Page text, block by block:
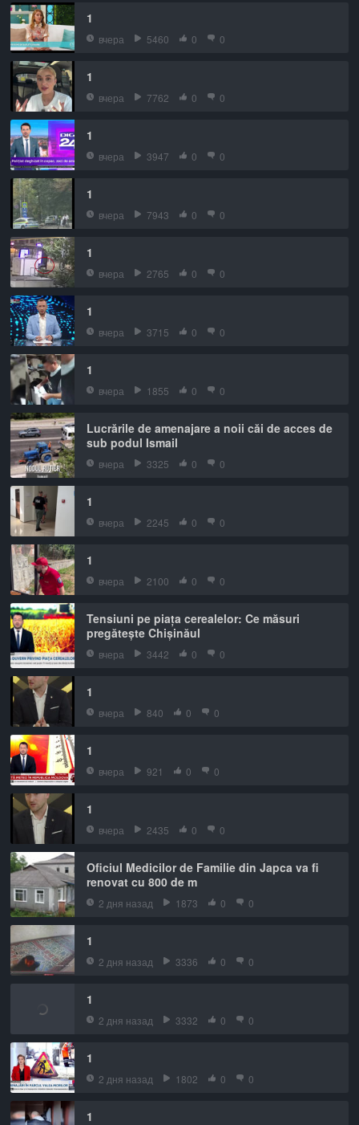
1
вчера 5460 0 0
1
вчера 7762 0 0
1
вчера 3947 0 0
1
вчера 7943 0 0
1
вчера 2765 0 0
1
вчера 3715 0 0
1
вчера 1855 0 0
Lucrările de amenajare a noii căi de acces de
sub podul Ismail
вчера 3325 0 0
1
вчера 2245 0 0
1
вчера 2100 0 0
Tensiuni pe piața cerealelor: Ce măsuri
pregătește Chișinăul
вчера 3442 0 0
1
вчера 840 0 0
1
вчера 921 0 0
1
вчера 2435 0 0
Oficiul Medicilor de Familie din Japca va fi
renovat cu 800 de m
2 дня назад 1873 0 0
1
2 дня назад 3336 0 0
1
2 дня назад 3332 0 0
1
2 дня назад 1802 0 0
1